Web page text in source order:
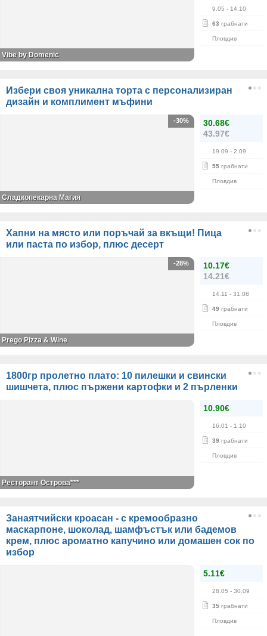
9.05 - 14.10
63 грабнати
Пловдив
Vibe by Domenic
Избери своя уникална торта с персонализиран
дизайн и комплимент мъфини
30.68€
43.97€
19.09 - 2.09
55 грабнати
Пловдив
-30%
Сладкопекарна Магия
Хапни на място или поръчай за вкъщи! Пица
или паста по избор, плюс десерт
10.17€
14.21€
14.11 - 31.08
49 грабнати
Пловдив
-28%
Prego Pizza & Wine
1800гр пролетно плато: 10 пилешки и свински
шишчета, плюс пържени картофки и 2 пърленки
10.90€
16.01 - 1.10
39 грабнати
Пловдив
Ресторант Острова***
Занаятчийски кроасан - с кремообразно
маскарпоне, шоколад, шамфъстък или бадемов
крем, плюс ароматно капучино или домашен сок по
избор
5.11€
28.05 - 30.09
35 грабнати
Пловдив